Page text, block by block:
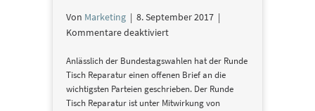
Von Marketing | 8. September 2017 |
Kommentare deaktiviertfür
Brief
an
die
Anlässlich der Bundestagswahlen hat der Runde
Tisch Reparatur einen offenen Brief an die
wichtigsten Parteien geschrieben. Der Runde
Tisch Reparatur ist unter Mitwirkung von